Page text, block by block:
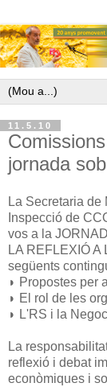
11.5.10
jornada
La Secretaria
Inspecció de
vos a la
LA REFLEXIÓ A
següents
◗ Propostes per
◗ El rol de les
◗ L'RS i la
La
reflexió i debat
econòmiques i